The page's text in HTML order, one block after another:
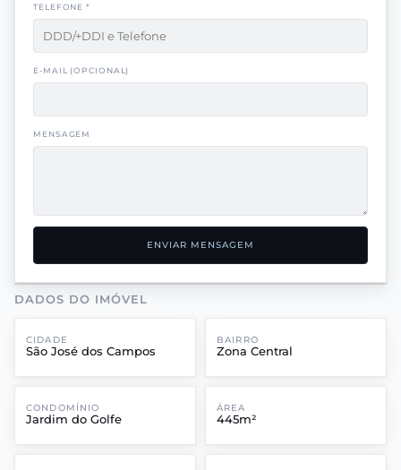
TELEFONE *
E-MAIL (OPCIONAL)
MENSAGEM
ENVIAR MENSAGEM
DADOS DO IMÓVEL
CIDADE
São José dos Campos
BAIRRO
Zona Central
CONDOMÍNIO
Jardim do Golfe
ÁREA
445m²